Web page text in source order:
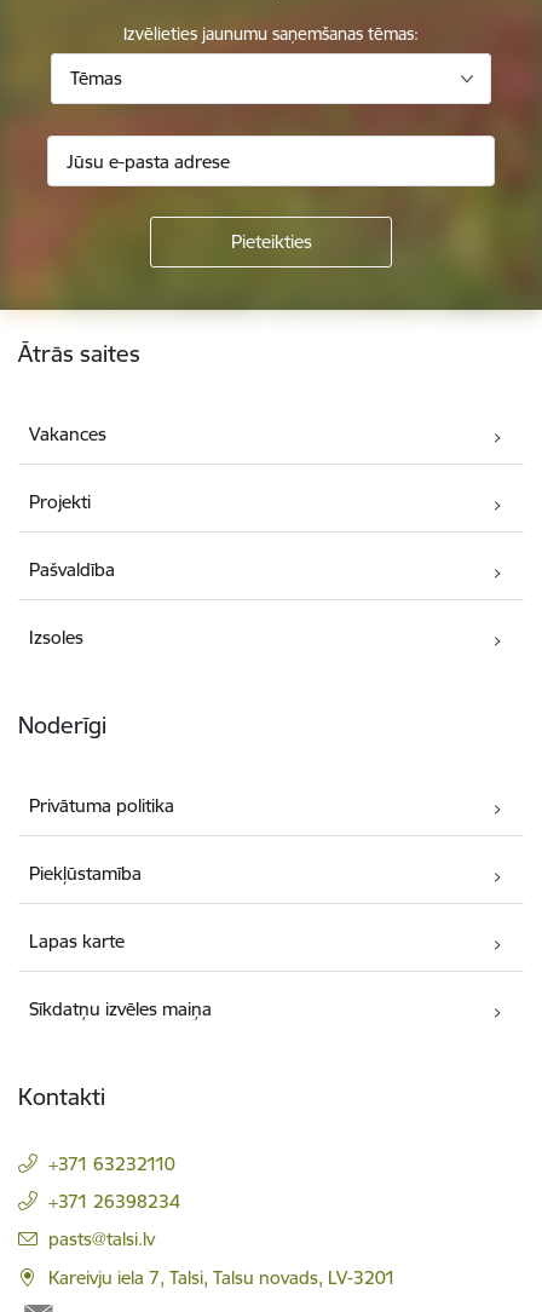
Izvēlieties jaunumu saņemšanas tēmas:
Tēmas
Kājene
Ātrās saites
Vakances
Projekti
Pašvaldība
Izsoles
Noderīgi
Privātuma politika
Piekļūstamība
Lapas karte
Sīkdatņu izvēles maiņa
Kontakti
+371 63232110
+371 26398234
E-pasts:
pasts@talsi.lv
Kareivju iela 7, Talsi, Talsu novads, LV-3201